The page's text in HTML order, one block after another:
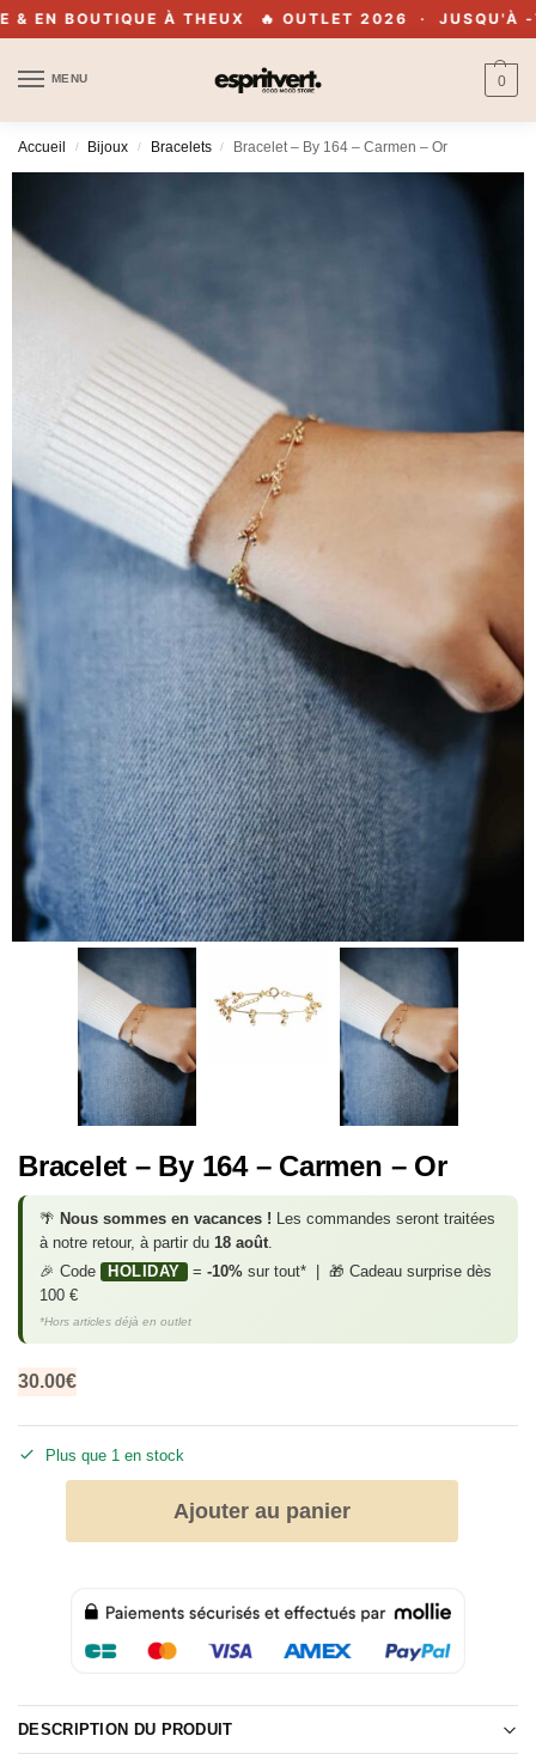
BOUTIQUE À THEUX 🔥 OUTLET 2026 · JUSQU'À -70%
MENU 0
Accueil / Bijoux / Bracelets / Bracelet – By 164 – Carmen – Or
Bracelet – By 164 – Carmen – Or
🌴 Nous sommes en vacances ! Les commandes seront traitées
à notre retour, à partir du 18 août.
🎉 Code
HOLIDAY = -10%sur tout* | 🎁 Cadeau surprise dès
100 €
*Hors articles déjà en outlet
30.00€
Plus que 1 en stock
Ajouter au panier
DESCRIPTION DU PRODUIT